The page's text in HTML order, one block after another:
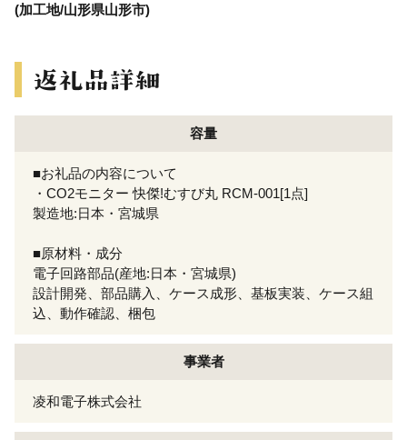
(加工地/山形県山形市)
容量
■お礼品の内容について
・CO2モニター 快傑!むすび丸 RCM-001[1点]
製造地:日本・宮城県
■原材料・成分
電子回路部品(産地:日本・宮城県)
設計開発、部品購入、ケース成形、基板実装、ケース組
込、動作確認、梱包
事業者
凌和電子株式会社